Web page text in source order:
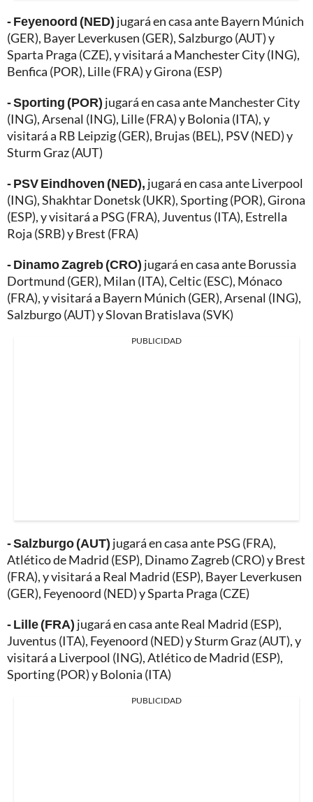
- Feyenoord (NED) jugará en casa ante Bayern Múnich
(GER), Bayer Leverkusen (GER), Salzburgo (AUT) y
Sparta Praga (CZE), y visitará a Manchester City (ING),
Benfica (POR), Lille (FRA) y Girona (ESP)
- Sporting (POR) jugará en casa ante Manchester City
(ING), Arsenal (ING), Lille (FRA) y Bolonia (ITA), y
visitará a RB Leipzig (GER), Brujas (BEL), PSV (NED) y
Sturm Graz (AUT)
- PSV Eindhoven (NED), jugará en casa ante Liverpool
(ING), Shakhtar Donetsk (UKR), Sporting (POR), Girona
(ESP), y visitará a PSG (FRA), Juventus (ITA), Estrella
Roja (SRB) y Brest (FRA)
- Dinamo Zagreb (CRO) jugará en casa ante Borussia
Dortmund (GER), Milan (ITA), Celtic (ESC), Mónaco
(FRA), y visitará a Bayern Múnich (GER), Arsenal (ING),
Salzburgo (AUT) y Slovan Bratislava (SVK)
PUBLICIDAD
- Salzburgo (AUT) jugará en casa ante PSG (FRA),
Atlético de Madrid (ESP), Dinamo Zagreb (CRO) y Brest
(FRA), y visitará a Real Madrid (ESP), Bayer Leverkusen
(GER), Feyenoord (NED) y Sparta Praga (CZE)
- Lille (FRA) jugará en casa ante Real Madrid (ESP),
Juventus (ITA), Feyenoord (NED) y Sturm Graz (AUT), y
visitará a Liverpool (ING), Atlético de Madrid (ESP),
Sporting (POR) y Bolonia (ITA)
PUBLICIDAD